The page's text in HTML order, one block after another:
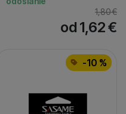
1,80€
od 1,62€
-10 %